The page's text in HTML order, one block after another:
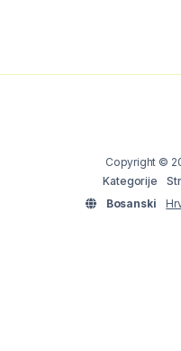
Copyright ©
Kategorije
Bosanski